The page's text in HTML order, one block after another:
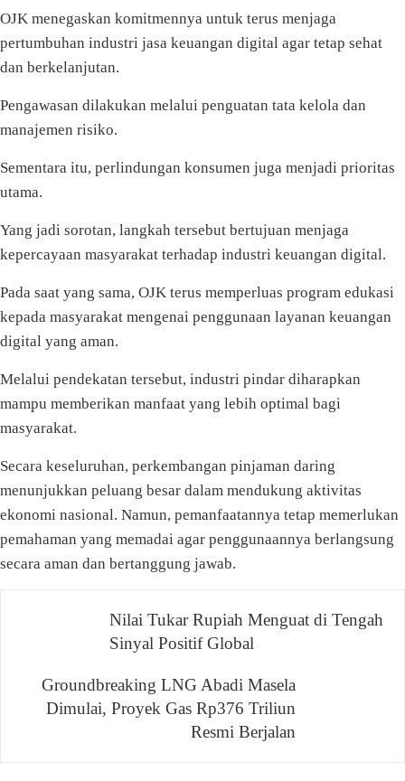
OJK menegaskan komitmennya untuk terus menjaga
pertumbuhan industri jasa keuangan digital agar tetap sehat
dan berkelanjutan.
Pengawasan dilakukan melalui penguatan tata kelola dan
manajemen risiko.
Sementara itu, perlindungan konsumen juga menjadi prioritas
utama.
Yang jadi sorotan, langkah tersebut bertujuan menjaga
kepercayaan masyarakat terhadap industri keuangan digital.
Pada saat yang sama, OJK terus memperluas program edukasi
kepada masyarakat mengenai penggunaan layanan keuangan
digital yang aman.
Melalui pendekatan tersebut, industri pindar diharapkan
mampu memberikan manfaat yang lebih optimal bagi
masyarakat.
Secara keseluruhan, perkembangan pinjaman daring
menunjukkan peluang besar dalam mendukung aktivitas
ekonomi nasional. Namun, pemanfaatannya tetap memerlukan
pemahaman yang memadai agar penggunaannya berlangsung
secara aman dan bertanggung jawab.
NavigasiNilai Tukar Rupiah Menguat di Tengah
Sinyal Positif Global
Groundbreaking LNG Abadi Masela
Dimulai, Proyek Gas Rp376 Triliun
Resmi Berjalan